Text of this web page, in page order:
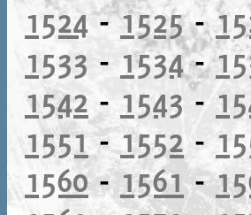
1524-1525-
1533 - 1534-
1542 - 1543-
1551-1552 -
1560-1561-